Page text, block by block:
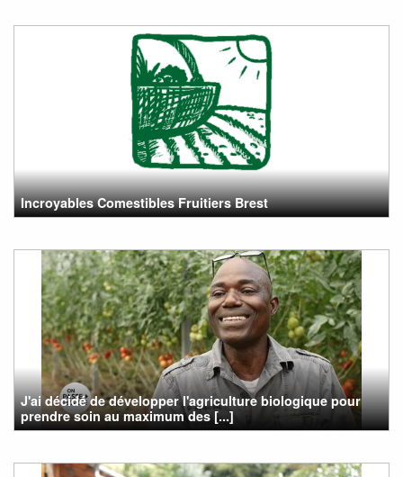
Incroyables Comestibles Fruitiers Brest
J'ai décidé de développer l'agriculture biologique pour
prendre soin au maximum des [...]